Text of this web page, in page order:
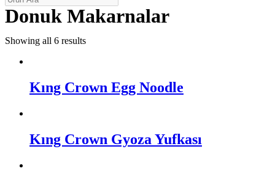
Donuk Makarnalar
Showing all 6 results
Kıng Crown Egg Noodle
Kıng Crown Gyoza Yufkası